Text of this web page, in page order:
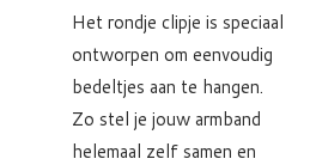
Het rondje clipje is speciaal
ontworpen om eenvoudig
bedeltjes aan te hangen.
Zo stel je jouw armband
helemaal zelf samen en